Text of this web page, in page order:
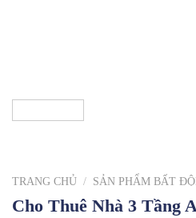
TRANG CHỦ / SẢN PHẨM BẤT
Cho Thuê Nhà 3 Tầng